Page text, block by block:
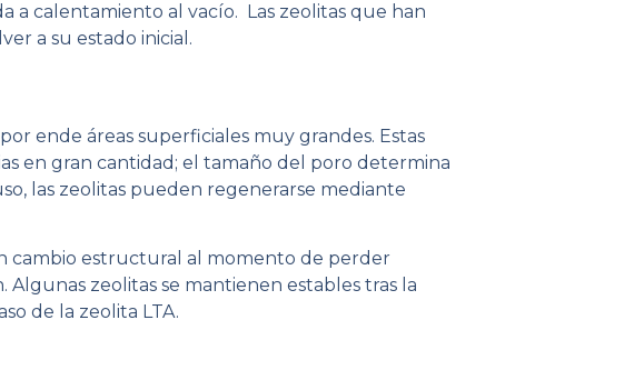
a calentamiento al vacío. Las zeolitas que han
a su estado inicial.
ende áreas superficiales muy grandes. Estas
en gran cantidad; el tamaño del poro determina
las zeolitas pueden regenerarse mediante
cambio estructural al momento de perder
zeolitas se mantienen estables tras la
de la zeolita LTA.